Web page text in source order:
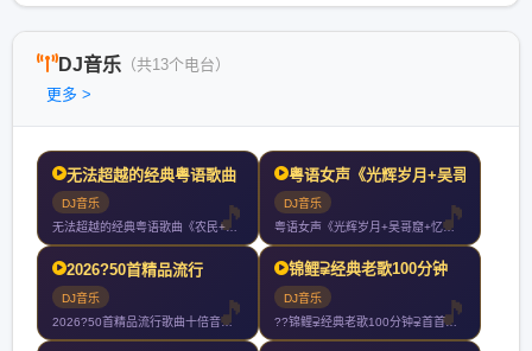
DJ音乐 （共13个电台）
更多 >
无法超越的经典粤语歌曲《
DJ音乐
无法超越的经典粤语歌曲《农民+大地+灰色轨迹+真的爱你+光辉
粤语女声《光辉岁月+吴哥
DJ音乐
粤语女声《光辉岁月+吴哥窟+忆爱+玻璃之情+让一切随风+谁明
2026?50首精品流行
DJ音乐
2026?50首精品流行歌曲十倍音质高清HIFI精选车载CD
锦鲤⫌经典老歌100分钟
DJ音乐
??锦鲤⫌经典老歌100分钟⫌首首好听7080经典老歌⫌20